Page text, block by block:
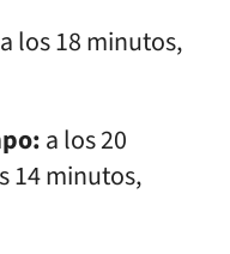
a los 18 minutos,
a los 20
14 minutos,